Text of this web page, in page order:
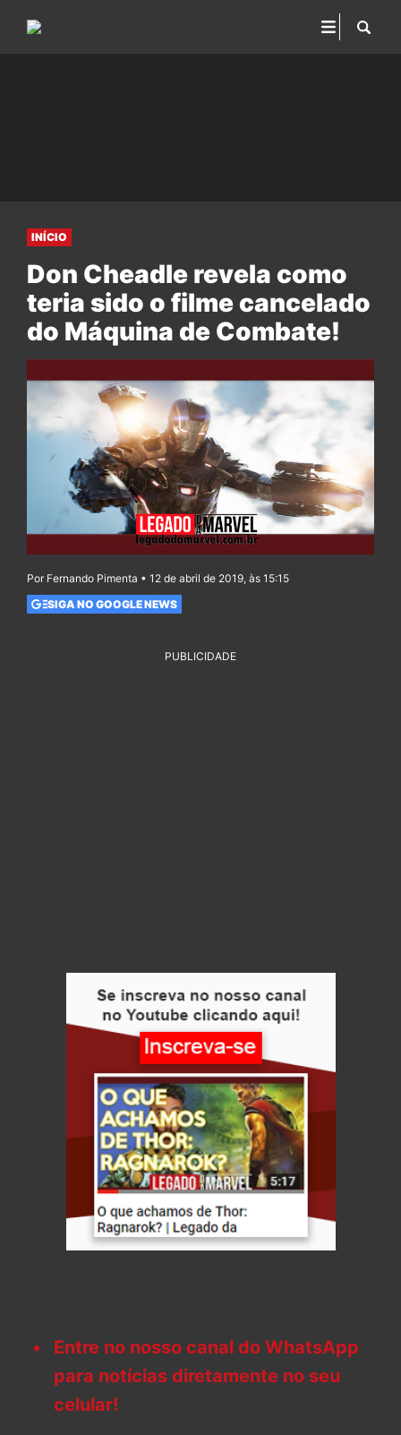
INÍCIO
Don Cheadle revela como
teria sido o filme cancelado
do Máquina de Combate!
Por Fernando Pimenta • 12 de abril de 2019, às 15:15
SIGA NO GOOGLE NEWS
PUBLICIDADE
Entre no nosso canal do WhatsApp
para notícias diretamente no seu
celular!